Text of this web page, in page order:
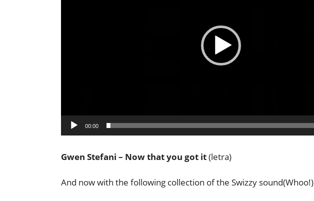
00:00
Gwen Stefani – Now that you got it(letra)
And now with the following collection of the Swizzy sound(Whoo!)